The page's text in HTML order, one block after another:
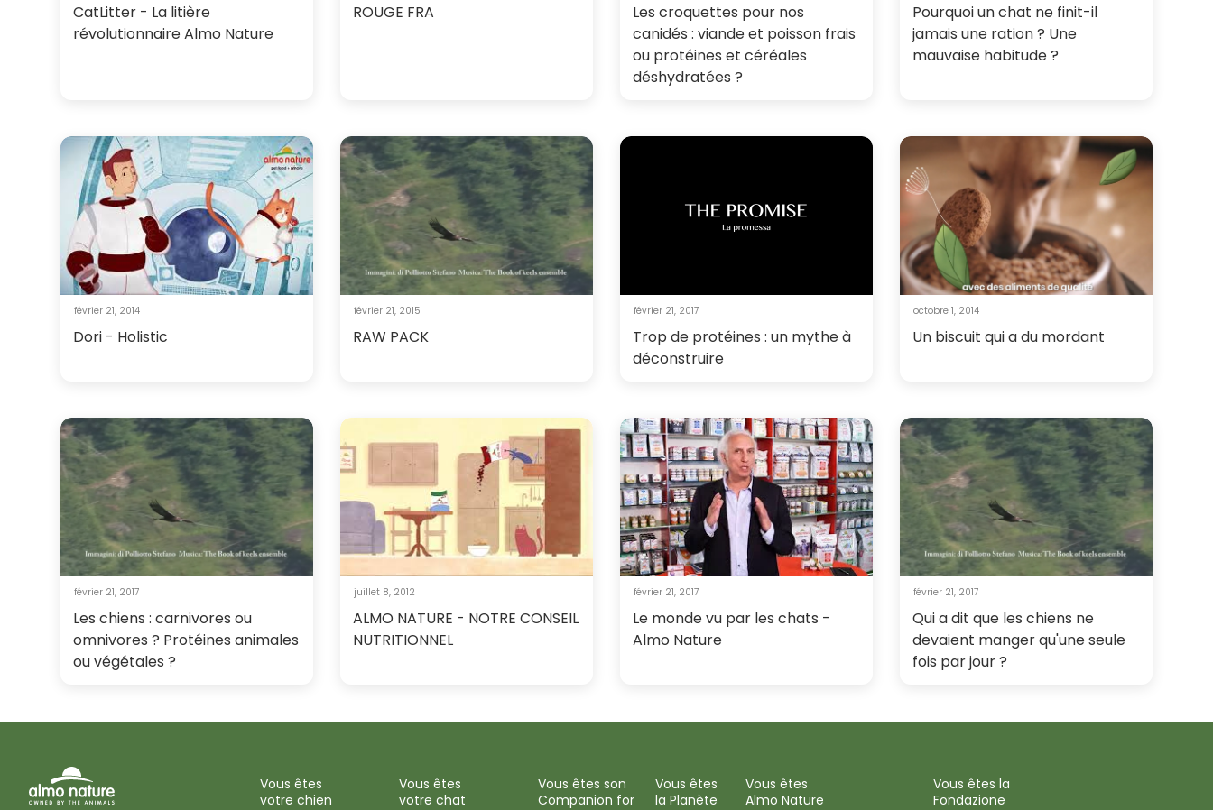
CatLitter - La litière
révolutionnaire Almo Nature
ROUGE FRA
Les croquettes pour nos
canidés : viande et poisson frais
ou protéines et céréales
déshydratées ?
Pourquoi un chat ne finit-il
jamais une ration ? Une
mauvaise habitude ?
février 21, 2014
Dori - Holistic
février 21, 2015
RAW PACK
février 21, 2017
Trop de protéines : un mythe à
déconstruire
octobre 1, 2014
Un biscuit qui a du mordant
février 21, 2017
Les chiens : carnivores ou
omnivores ? Protéines animales
ou végétales ?
juillet 8, 2012
ALMO NATURE - NOTRE CONSEIL
NUTRITIONNEL
février 21, 2017
Le monde vu par les chats -
Almo Nature
février 21, 2017
Qui a dit que les chiens ne
devaient manger qu'une seule
fois par jour ?
Vous êtes
votre chien
Vous êtes
votre chat
Vous êtes son
Companion for
Vous êtes
la Planète
Vous êtes
Almo Nature
Vous êtes la
Fondazione